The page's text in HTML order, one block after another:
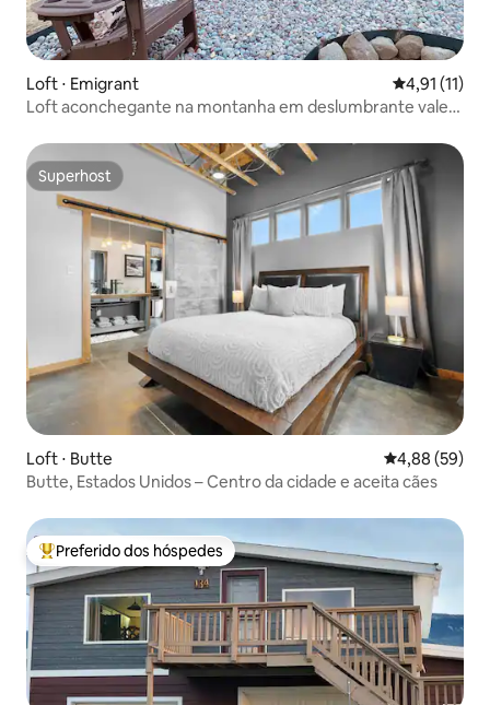
Loft ⋅ Emigrant 4,91 de uma
4,91 (11)
Loft aconchegante na montanha em deslumbrante vale
Superhost
Superhost
Loft ⋅ Butte 4,88 de uma
4,88 (59)
Butte, Estados Unidos – Centro da cidade e aceita cães
Entre os melhores preferidos dos hóspedes
Preferido dos hóspedes